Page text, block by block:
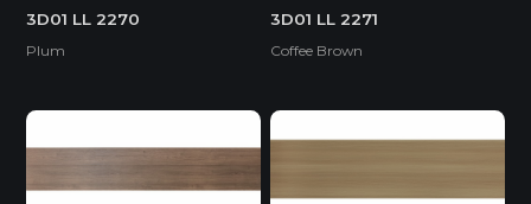
3D01 LL 2270
Plum
3D01 LL 2271
Coffee Brown